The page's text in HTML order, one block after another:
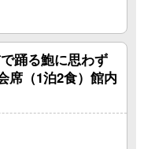
踊る鮑に思わず
席（1泊2食）館内